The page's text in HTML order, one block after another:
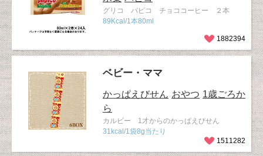
グリコ パピコ チョココーヒー ２本
89Kcal/1本80ml
1882394
ベビー・ママ
かっぱえびせん おやつ 1歳ごろか
ら
カルビー 1才からのかっぱえびせん
31kcal/1袋8g当たり
1511282